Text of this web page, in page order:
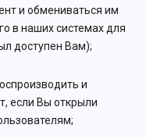
и обмениваться им
в наших системах для
доступен Вам);
и
если Вы открыли